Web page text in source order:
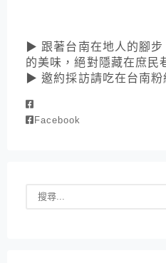
▶ 跟著台南在地人的腳
的美味，絕對隱藏在庶民
▶ 邀約採訪請吃在台南粉
Facebook